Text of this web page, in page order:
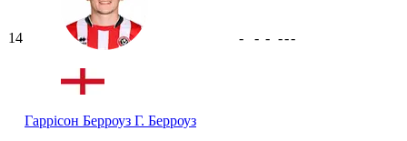
14
Гаррісон Берроуз Г. Берроуз
- - - ---